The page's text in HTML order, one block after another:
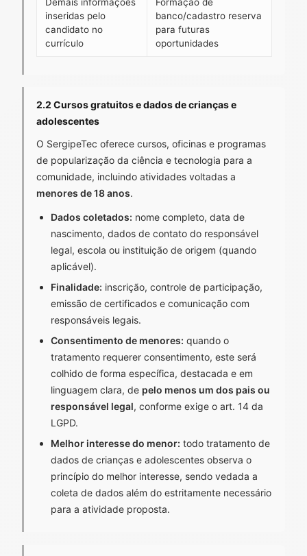
inseridas pelo
candidato no
currículo
banco/cadastro reserva
para futuras
oportunidades
2.2 Cursos gratuitos e dados de crianças e
adolescentes
O SergipeTec oferece cursos, oficinas e programas
de popularização da ciência e tecnologia para a
comunidade, incluindo atividades voltadas a
menores de 18 anos.
Dados coletados: nome completo, data de
nascimento, dados de contato do responsável
legal, escola ou instituição de origem (quando
aplicável).
Finalidade: inscrição, controle de participação,
emissão de certificados e comunicação com
responsáveis legais.
Consentimento de menores: quando o
tratamento requerer consentimento, este será
colhido de forma específica, destacada e em
linguagem clara, de pelo menos um dos pais ou
responsável legal, conforme exige o art. 14 da
LGPD.
Melhor interesse do menor: todo tratamento de
dados de crianças e adolescentes observa o
princípio do melhor interesse, sendo vedada a
coleta de dados além do estritamente necessário
para a atividade proposta.